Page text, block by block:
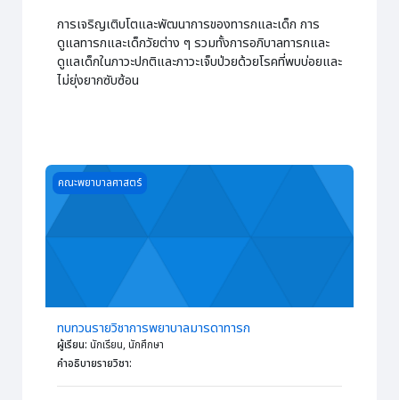
การเจริญเติบโตและพัฒนาการของทารกและเด็ก การ
ดูแลทารกและเด็กวัยต่าง ๆ รวมทั้งการอภิบาลทารกและ
ดูแลเด็กในภาวะปกติและภาวะเจ็บป่วยด้วยโรคที่พบบ่อยและ
ไม่ยุ่งยากซับซ้อน
Course image ทบทวนรายวิชาการพยาบาลมารดาทารก
คณะพยาบาลศาสตร์
ทบทวนรายวิชาการพยาบาลมารดาทารก
ผู้เรียน: นักเรียน, นักศึกษา
คำอธิบายรายวิชา: